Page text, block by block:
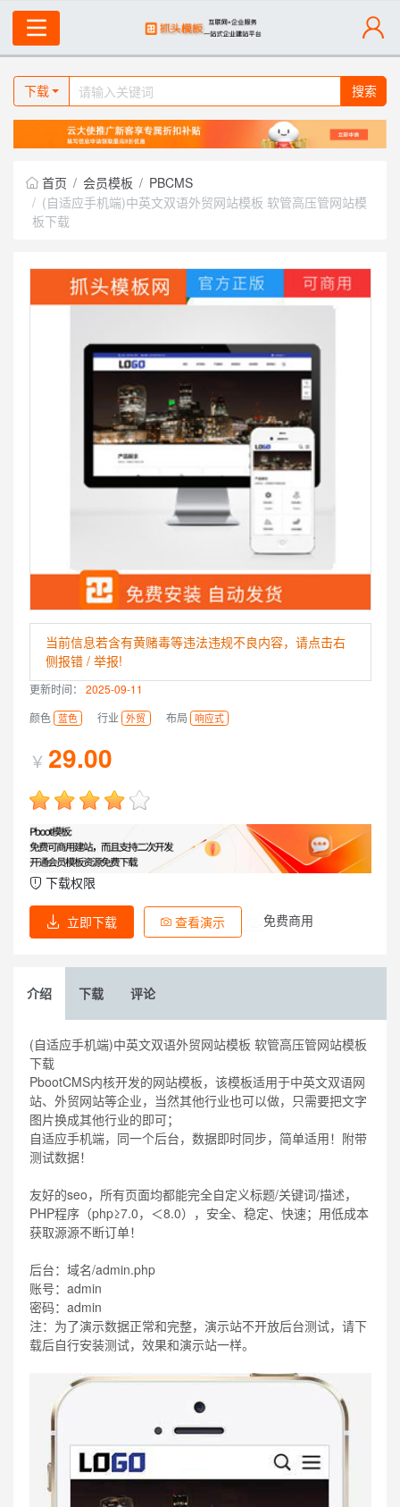
下载 搜索
首页 会员模板
PBCMS
(自适应手机端)中英文双语外贸网站模板 软管高压管网站模
板下载
当前信息若含有黄赌毒等违法违规不良内容，请点击右
侧报错 / 举报!
更新时间：
2025-09-11
颜色 蓝色 行业 外贸 布局 响应式
￥ 29.00
下载权限
立即下载 查看演示 免费商用
介绍 下载 评论
(自适应手机端)中英文双语外贸网站模板 软管高压管网站模板
下载
PbootCMS内核开发的网站模板，该模板适用于中英文双语网
站、外贸网站等企业，当然其他行业也可以做，只需要把文字
图片换成其他行业的即可；
自适应手机端，同一个后台，数据即时同步，简单适用！附带
测试数据！
友好的seo，所有页面均都能完全自定义标题/关键词/描述，
PHP程序（php≥7.0，＜8.0），安全、稳定、快速；用低成本
获取源源不断订单！
后台：域名/admin.php
账号：admin
密码：admin
注：为了演示数据正常和完整，演示站不开放后台测试，请下
载后自行安装测试，效果和演示站一样。